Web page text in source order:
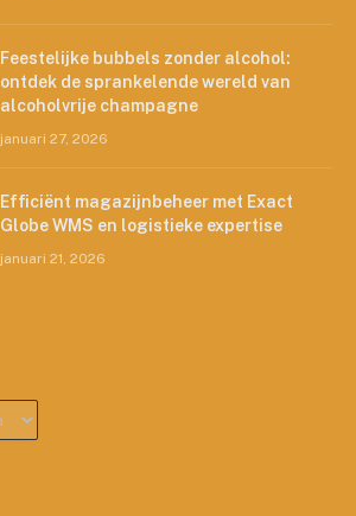
Feestelijke bubbels zonder alcohol:
ontdek de sprankelende wereld van
alcoholvrije champagne
januari 27, 2026
Efficiënt magazijnbeheer met Exact
Globe WMS en logistieke expertise
januari 21, 2026